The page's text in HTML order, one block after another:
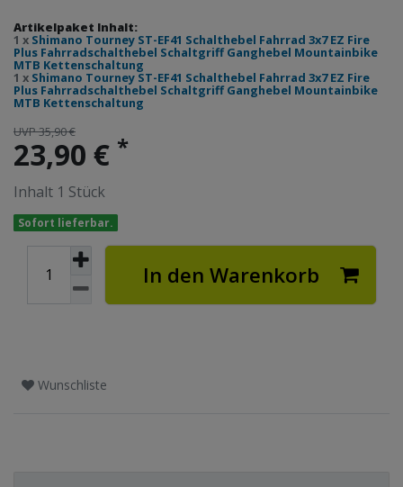
Artikelpaket Inhalt:
1 x Shimano Tourney ST-EF41 Schalthebel Fahrrad 3x7 EZ Fire
Plus Fahrradschalthebel Schaltgriff Ganghebel Mountainbike
MTB Kettenschaltung
1 x Shimano Tourney ST-EF41 Schalthebel Fahrrad 3x7 EZ Fire
Plus Fahrradschalthebel Schaltgriff Ganghebel Mountainbike
MTB Kettenschaltung
UVP 35,90 €
23,90 € *
Inhalt 1 Stück
Sofort lieferbar.
In den Warenkorb
Wunschliste